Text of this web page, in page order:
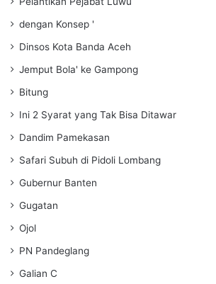
dengan Konsep '
Dinsos Kota Banda Aceh
Jemput Bola' ke Gampong
Bitung
Ini 2 Syarat yang Tak Bisa Ditawar
Dandim Pamekasan
Safari Subuh di Pidoli Lombang
Gubernur Banten
Gugatan
Ojol
PN Pandeglang
Galian C